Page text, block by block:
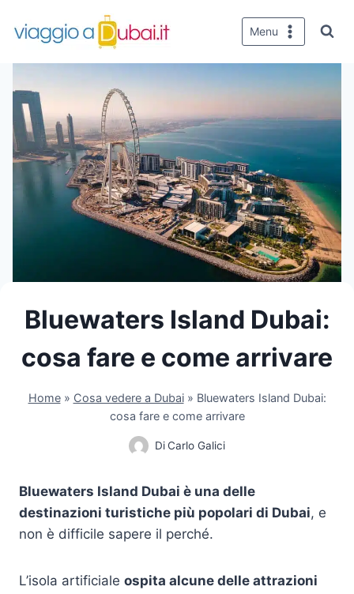
Menu
Bluewaters Island Dubai:
cosa fare e come arrivare
Home» Cosa vedere a Dubai» Bluewaters Island Dubai:
cosa fare e come arrivare
DiCarlo Galici
Bluewaters Island Dubai è una delle
destinazioni turistiche più popolari di Dubai, e
non è difficile sapere il perché.
L’isola artificiale ospita alcune delle attrazioni